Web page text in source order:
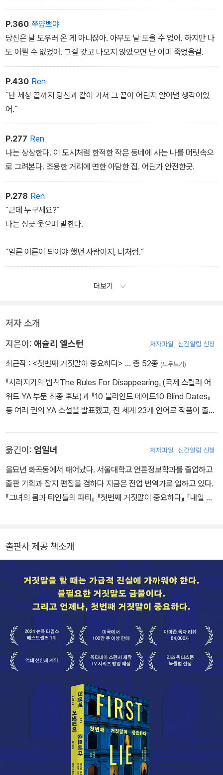
가장 강력한 것이어야 한다. 가장 중요한 것이어야 한다. 그리고 반드
시 선수를 쳐야 한다.
P.360 쭈양뽀야
당신은 날 도우러 온 게 아니잖아. 아무도 날 도울 수 없어. 하지만 나
도 어쩔 수 없었어. 그걸 갖고 나오지 않았으면 난 이미 죽었을걸.
P.430 Ren
˝난 세상 끝까지 당신과 같이 가서 그 끝이 어딘지 알아낼 생각이었
어.˝
P.277 Ren
나는 상상한다. 이 도시처럼 한적한 작은 동네에 사는 나를 머릿속으
로 그려본다. 조용한 거리에 면한 아담한 집. 어딘가 안전한곳.
P.278 Ren
˝근데 누구세요?˝
나는 싱긋 웃으며 말한다.
˝얼른 어른이 되어야 했던 사람이지, 너처럼.˝
더보기
저자 소개
지은이: 애슐리 엘스턴 저자파일 신간알림 신청
최근작 : <첫번째 거짓말이 중요하다> … 총 52종 (모두보기)
『사라지기의 법칙The Rules For Disappearing』(국제 스릴러 어
워드 YA 부문 최종 후보)과 『10 블라인드 데이트10 Blind Dates』
등 여러 권의 YA 소설을 발표했고, 전 세계 23개 언어로 작품이 출간
들과 함께 루이지애나에 살고 있다. 작가의 작품 『10 블라인드 데이
트』는 <내가 사랑했던 모든 남자들에게>를 제작한 ACE 엔터테인먼
트사에 영상화 판권이 팔렸다.
옮긴이: 엄일녀 저자파일 신간알림 신청
을묘년 화곡동에서 태어났다. 서울대학교 언론정보학과를 졸업하고
출판 기획과 잡지 편집을 겸하다 지금은 전업 번역가로 일하고 있다.
『그녀의 몸과 타인들의 파티』 『첫번째 거짓말이 중요하다』 『내일 또
번역상을 수상했다.
출판사 제공 책소개